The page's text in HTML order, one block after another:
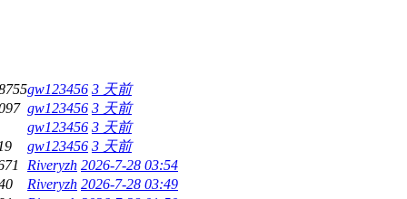
gw123456 3 天前
gw123456 3 天前
gw123456 3 天前
gw123456 3 天前
Riveryzh 2026-7-28 03:54
Riveryzh 2026-7-28 03:49